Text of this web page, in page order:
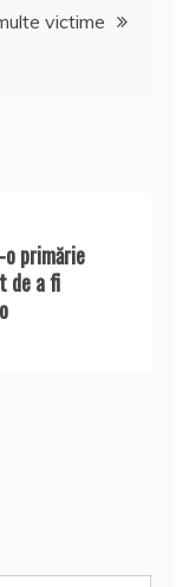
victime
primărie
de a fi